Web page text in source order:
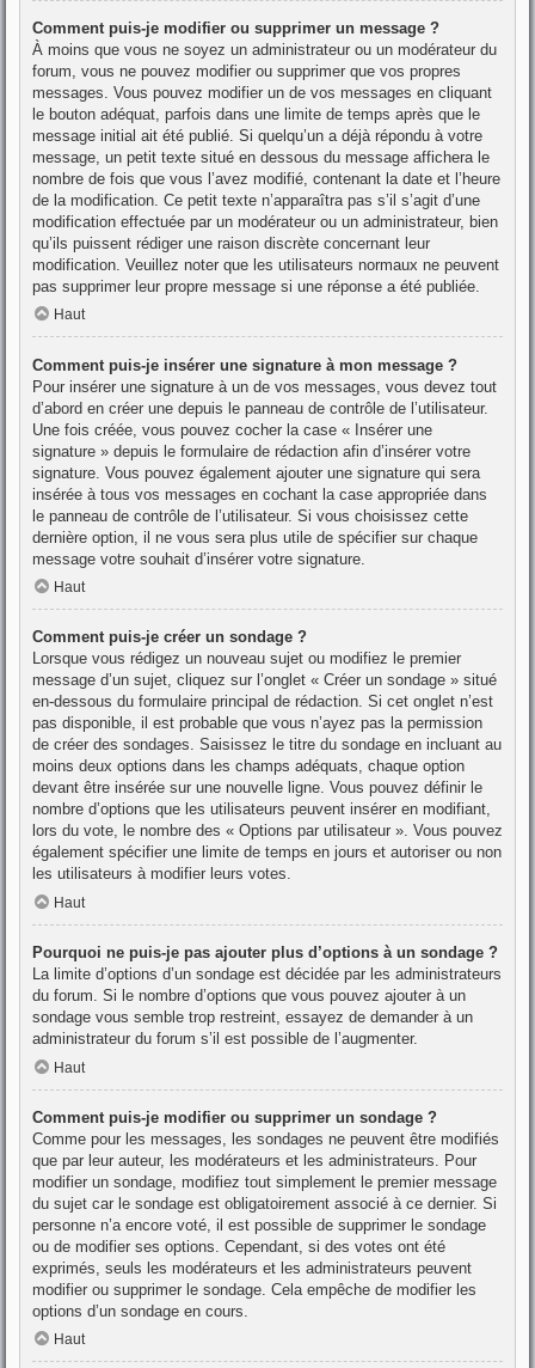
Comment puis-je modifier ou supprimer un message ?
À moins que vous ne soyez un administrateur ou un modérateur du
forum, vous ne pouvez modifier ou supprimer que vos propres
messages. Vous pouvez modifier un de vos messages en cliquant
le bouton adéquat, parfois dans une limite de temps après que le
message initial ait été publié. Si quelqu’un a déjà répondu à votre
message, un petit texte situé en dessous du message affichera le
nombre de fois que vous l’avez modifié, contenant la date et l’heure
de la modification. Ce petit texte n’apparaîtra pas s’il s’agit d’une
modification effectuée par un modérateur ou un administrateur, bien
qu’ils puissent rédiger une raison discrète concernant leur
modification. Veuillez noter que les utilisateurs normaux ne peuvent
pas supprimer leur propre message si une réponse a été publiée.
Haut
Comment puis-je insérer une signature à mon message ?
Pour insérer une signature à un de vos messages, vous devez tout
d’abord en créer une depuis le panneau de contrôle de l’utilisateur.
Une fois créée, vous pouvez cocher la case « Insérer une
signature » depuis le formulaire de rédaction afin d’insérer votre
signature. Vous pouvez également ajouter une signature qui sera
insérée à tous vos messages en cochant la case appropriée dans
le panneau de contrôle de l’utilisateur. Si vous choisissez cette
dernière option, il ne vous sera plus utile de spécifier sur chaque
message votre souhait d’insérer votre signature.
Haut
Comment puis-je créer un sondage ?
Lorsque vous rédigez un nouveau sujet ou modifiez le premier
message d’un sujet, cliquez sur l’onglet « Créer un sondage » situé
en-dessous du formulaire principal de rédaction. Si cet onglet n’est
pas disponible, il est probable que vous n’ayez pas la permission
de créer des sondages. Saisissez le titre du sondage en incluant au
moins deux options dans les champs adéquats, chaque option
devant être insérée sur une nouvelle ligne. Vous pouvez définir le
nombre d’options que les utilisateurs peuvent insérer en modifiant,
lors du vote, le nombre des « Options par utilisateur ». Vous pouvez
également spécifier une limite de temps en jours et autoriser ou non
les utilisateurs à modifier leurs votes.
Haut
Pourquoi ne puis-je pas ajouter plus d’options à un sondage ?
La limite d’options d’un sondage est décidée par les administrateurs
du forum. Si le nombre d’options que vous pouvez ajouter à un
sondage vous semble trop restreint, essayez de demander à un
administrateur du forum s’il est possible de l’augmenter.
Haut
Comment puis-je modifier ou supprimer un sondage ?
Comme pour les messages, les sondages ne peuvent être modifiés
que par leur auteur, les modérateurs et les administrateurs. Pour
modifier un sondage, modifiez tout simplement le premier message
du sujet car le sondage est obligatoirement associé à ce dernier. Si
personne n’a encore voté, il est possible de supprimer le sondage
ou de modifier ses options. Cependant, si des votes ont été
exprimés, seuls les modérateurs et les administrateurs peuvent
modifier ou supprimer le sondage. Cela empêche de modifier les
options d’un sondage en cours.
Haut